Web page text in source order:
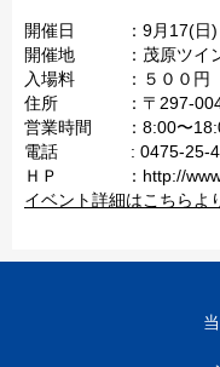
開催日 ：9月17(日)
開催地 ：茂原ツイン
入場料 ：５００円（
住所 ：〒297-0044
営業時間 ：8:00〜
電話 : 0475-25-
ＨＰ ：http://
イベント詳細はこちらよ